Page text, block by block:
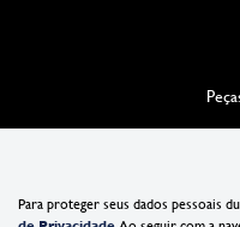
Para proteger seus dados pessoais